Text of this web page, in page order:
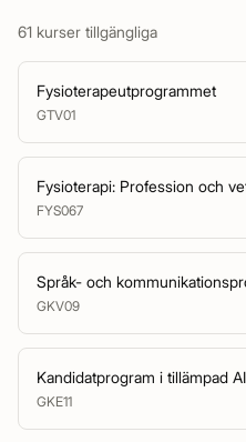
61 kurser tillgängliga
Fysioterapeutprogrammet
GTV01
Fysioterapi: Profession och
FYS067
Språk- och
GKV09
Kandidatprogram i tillämpad AI
GKE11